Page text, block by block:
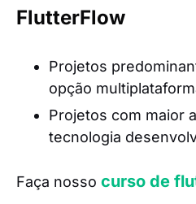
FlutterFlow
Projetos
opção
Projetos com maior
tecnologia
Faça nosso curso de